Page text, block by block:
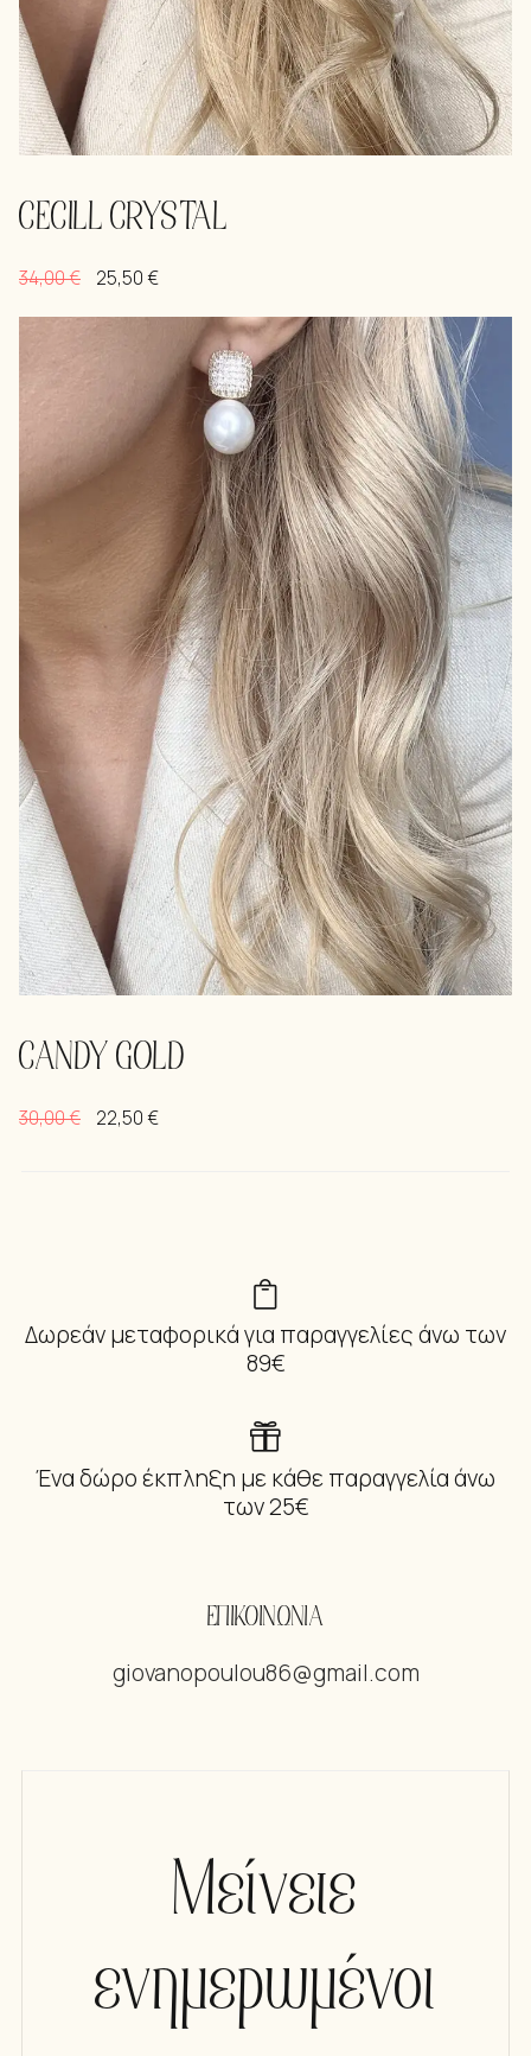
CECILL CRYSTAL
34,00€ 25,50€
CANDY GOLD
30,00€ 22,50€
Δωρεάν μεταφορικά για παραγγελίες άνω των
89€
Ένα δώρο έκπληξη με κάθε παραγγελία άνω
των 25€
ΕΠΙΚΟΙΝΩΝΙΑ
giovanopoulou86@gmail.com
Μείνετε
ενημερωμένοι